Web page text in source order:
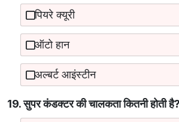
पियरे क्यूरी
ऑटो हान
अल्बर्ट आइंस्टीन
19. सुपर कंडक्टर की चालकता कितनी होती है?